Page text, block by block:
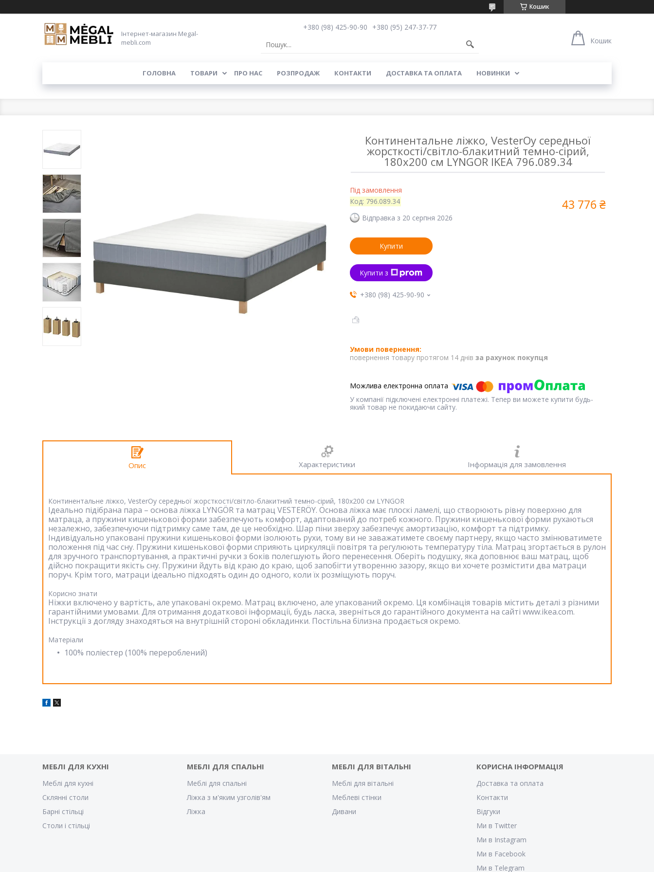
Кошик
Інтернет-магазин Megal-
mebli.com
+380 (98) 425-90-90
+380 (95) 247-37-77
Кошик
ГОЛОВНА ТОВАРИ ПРО НАС РОЗПРОДАЖ КОНТАКТИ ДОСТАВКА ТА ОПЛАТА НОВИНКИ
Континентальне ліжко, VesterOy середньої
жорсткості/світло-блакитний темно-сірий,
180x200 см LYNGOR IKEA 796.089.34
Під замовлення
Код: 796.089.34
Відправка з 20 серпня 2026
43 776 ₴
Купити
Купити з
+380 (98) 425-90-90
повернення товару протягом 14 днів за рахунок покупця
У компанії підключені електронні платежі. Тепер ви можете купити будь-
який товар не покидаючи сайту.
Опис Характеристики Інформація для замовлення
Континентальне ліжко, VesterOy середньої жорсткості/світло-блакитний темно-сірий, 180x200 см LYNGOR
Ідеально підібрана пара – основа ліжка LYNGÖR та матрац VESTERÖY. Основа ліжка має плоскі ламелі, що створюють рівну поверхню для
матраца, а пружини кишенькової форми забезпечують комфорт, адаптований до потреб кожного. Пружини кишенькової форми рухаються
незалежно, забезпечуючи підтримку саме там, де це необхідно. Шар піни зверху забезпечує амортизацію, комфорт та підтримку.
Індивідуально упаковані пружини кишенькової форми ізолюють рухи, тому ви не заважатимете своєму партнеру, якщо часто змінюватимете
положення під час сну. Пружини кишенькової форми сприяють циркуляції повітря та регулюють температуру тіла. Матрац згортається в рулон
для зручного транспортування, а практичні ручки з боків полегшують його перенесення. Оберіть подушку, яка доповнює ваш матрац, щоб
дійсно покращити якість сну. Пружини йдуть від краю до краю, щоб запобігти утворенню зазору, якщо ви хочете розмістити два матраци
поруч. Крім того, матраци ідеально підходять один до одного, коли їх розміщують поруч.
Корисно знати
Ніжки включено у вартість, але упаковані окремо. Матрац включено, але упакований окремо. Ця комбінація товарів містить деталі з різними
гарантійними умовами. Для отримання додаткової інформації, будь ласка, зверніться до гарантійного документа на сайті www.ikea.com.
Інструкції з догляду знаходяться на внутрішній стороні обкладинки. Постільна білизна продається окремо.
Матеріали
100% поліестер (100% перероблений)
МЕБЛІ ДЛЯ КУХНІ
Меблі для кухні
Склянні столи
Барні стільці
Столи і стільці
МЕБЛІ ДЛЯ СПАЛЬНІ
Меблі для спальні
Ліжка з м'яким узголів'ям
Ліжка
МЕБЛІ ДЛЯ ВІТАЛЬНІ
Меблі для вітальні
Меблеві стінки
Дивани
КОРИСНА ІНФОРМАЦІЯ
Доставка та оплата
Контакти
Відгуки
Ми в Twitter
Ми в Instagram
Ми в Facebook
Ми в Telegram